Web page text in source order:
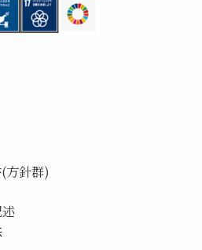
方針群)